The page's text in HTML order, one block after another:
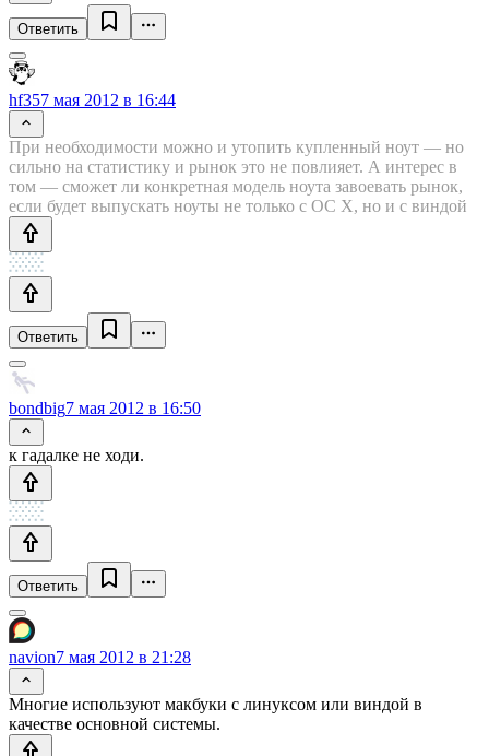
Ответить
hf357 мая 2012 в 16:44
При необходимости можно и утопить купленный ноут — но
сильно на статистику и рынок это не повлияет. А интерес в
том — сможет ли конкретная модель ноута завоевать рынок,
если будет выпускать ноуты не только с ОС Х, но и с виндой
Ответить
bondbig7 мая 2012 в 16:50
к гадалке не ходи.
Ответить
navion7 мая 2012 в 21:28
Многие используют макбуки с линуксом или виндой в
качестве основной системы.